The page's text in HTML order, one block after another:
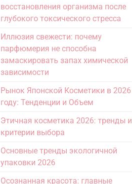
восстановления организма после
глубокого токсического стресса
Иллюзия свежести: почему
парфюмерия не способна
замаскировать запах химической
зависимости
Рынок Японской Косметики в 2026
году: Тенденции и Объем
Этичная косметика 2026: тренды и
критерии выбора
Основные тренды экологичной
упаковки 2026
Осознанная красота: главные